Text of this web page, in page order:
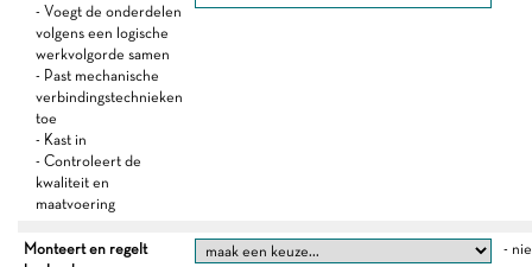
- Voegt de onderdelen
volgens een logische
werkvolgorde samen
- Past mechanische
verbindingstechnieken
toe
- Kast in
- Controleert de
kwaliteit en
maatvoering
Monteert en regelt
-